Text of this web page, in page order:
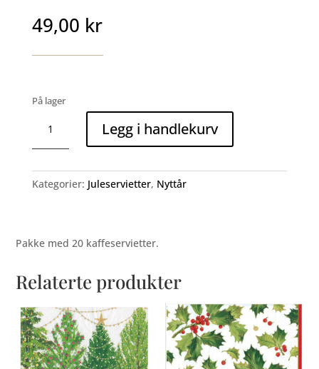
49,00 kr
På lager
Celebration
Gold,
kaffeservietter
Legg i handlekurv
Kategorier: Juleservietter, Nyttår
Pakke med 20 kaffeservietter.
Relaterte produkter